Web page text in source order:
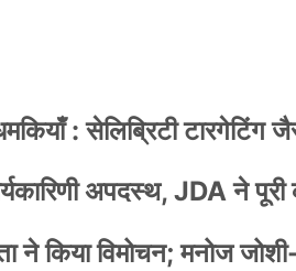
: सेलिब्रिटी टारगेटिंग
अपदस्थ, JDA ने पूरी
ने किया विमोचन; मनोज